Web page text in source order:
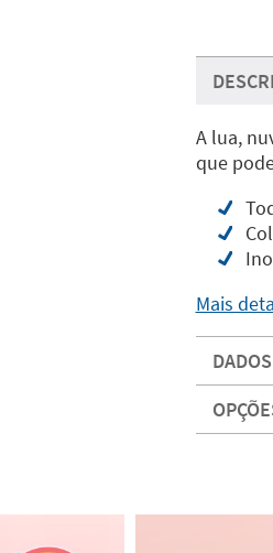
A lua,
que
Mais